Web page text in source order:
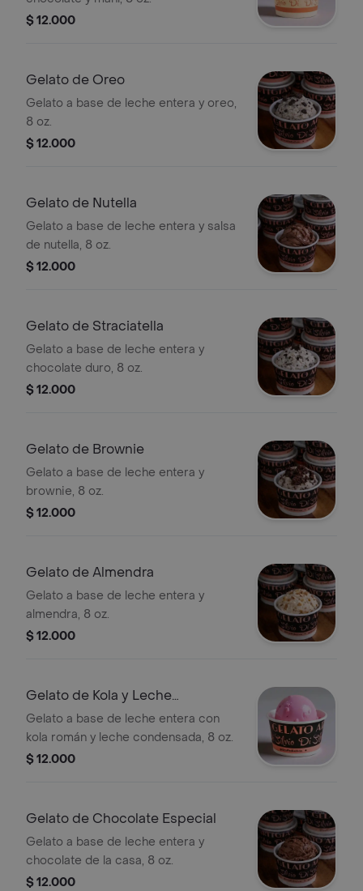
$ 12.000
Gelato de Oreo
Gelato a base de leche entera y oreo,
8 oz.
$ 12.000
Gelato de Nutella
Gelato a base de leche entera y salsa
de nutella, 8 oz.
$ 12.000
Gelato de Straciatella
Gelato a base de leche entera y
chocolate duro, 8 oz.
$ 12.000
Gelato de Brownie
Gelato a base de leche entera y
brownie, 8 oz.
$ 12.000
Gelato de Almendra
Gelato a base de leche entera y
almendra, 8 oz.
$ 12.000
Gelato de Kola y Leche
Condensada
Gelato a base de leche entera con
kola román y leche condensada, 8 oz.
$ 12.000
Gelato de Chocolate Especial
Gelato a base de leche entera y
chocolate de la casa, 8 oz.
$ 12.000